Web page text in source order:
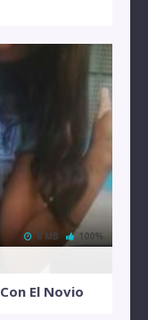
8 MB 100%
El Novio